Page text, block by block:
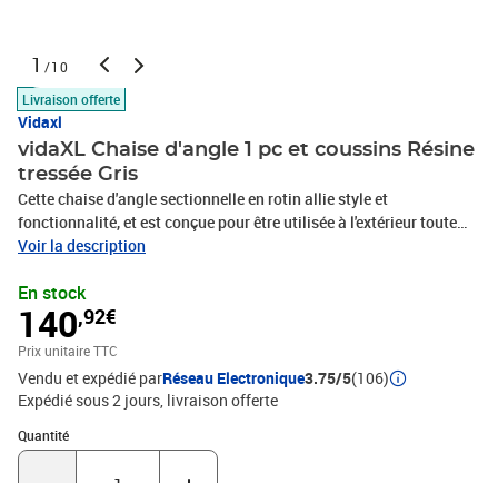
1 /10
Livraison offerte
Vidaxl
vidaXL Chaise d'angle 1 pc et coussins Résine
tressée Gris
Cette chaise d'angle sectionnelle en rotin allie style et
fonctionnalité, et est conçue pour être utilisée à l'extérieur toute
l'année. Matériau durable : grâce à la résine tressée résistante aux
résistant à l'usure et adapté à un usage quotidien. Cadre robuste
et stable : le cadre en acier enduit de poudre assure la solidité et la
stabilité du meuble de jardin pour une utilisation quotidienne à
l'extérieur. Expérience d'assise confortable : ce mobilier d'extérieur,
doté de coussins épais, offre une expérience d'assise confortable.
Conception modulaire : il est également léger et modulaire, ce qui
le rend complètement flexible et facile à déplacer pour s'adapter à
n'importe quelle configuration. Vous pouvez le combiner avec
Voir la description
En stock
140,92€
Prix unitaire TTC
Vendu et expédié parRéseau Electronique3.75/5(106)
Expédié sous 2 jours livraison offerte
Quantité
Quantité : 1